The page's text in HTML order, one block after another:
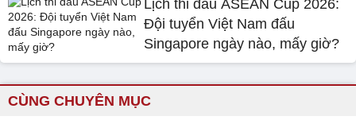
Lịch thi đấu ASEAN Cup 2026:
Đội tuyển Việt Nam đấu
Singapore ngày nào, mấy giờ?
CÙNG CHUYÊN MỤC